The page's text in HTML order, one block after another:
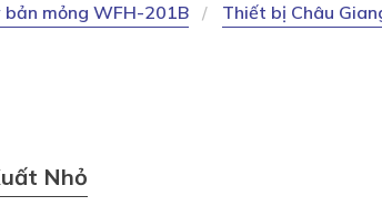
bản mỏng WFH-201B Thiết bị Châu
Nhỏ